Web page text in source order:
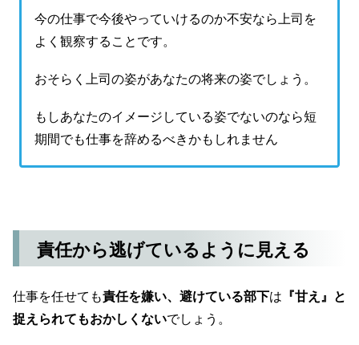
今の仕事で今後やっていけるのか不安なら上司を
よく観察することです。
おそらく上司の姿があなたの将来の姿でしょう。
もしあなたのイメージしている姿でないのなら短
期間でも仕事を辞めるべきかもしれません
責任から逃げているように見える
仕事を任せても責任を嫌い、避けている部下は 『甘え』と
捉えられてもおかしくないでしょう。